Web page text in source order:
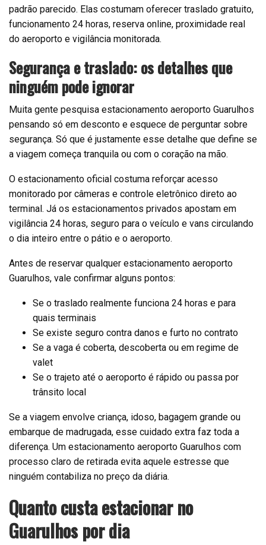
padrão parecido. Elas costumam oferecer traslado gratuito,
funcionamento 24 horas, reserva online, proximidade real
do aeroporto e vigilância monitorada.
Segurança e traslado: os detalhes que
ninguém pode ignorar
Muita gente pesquisa estacionamento aeroporto Guarulhos
pensando só em desconto e esquece de perguntar sobre
segurança. Só que é justamente esse detalhe que define se
a viagem começa tranquila ou com o coração na mão.
O estacionamento oficial costuma reforçar acesso
monitorado por câmeras e controle eletrônico direto ao
terminal. Já os estacionamentos privados apostam em
vigilância 24 horas, seguro para o veículo e vans circulando
o dia inteiro entre o pátio e o aeroporto.
Antes de reservar qualquer estacionamento aeroporto
Guarulhos, vale confirmar alguns pontos:
Se o traslado realmente funciona 24 horas e para
quais terminais
Se existe seguro contra danos e furto no contrato
Se a vaga é coberta, descoberta ou em regime de
valet
Se o trajeto até o aeroporto é rápido ou passa por
trânsito local
Se a viagem envolve criança, idoso, bagagem grande ou
embarque de madrugada, esse cuidado extra faz toda a
diferença. Um estacionamento aeroporto Guarulhos com
processo claro de retirada evita aquele estresse que
ninguém contabiliza no preço da diária.
Quanto custa estacionar no
Guarulhos por dia